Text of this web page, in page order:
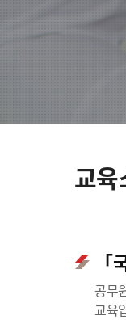
교육
공무
교육